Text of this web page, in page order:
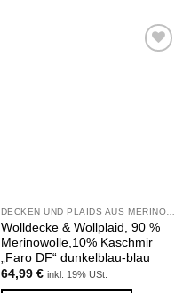
DECKEN UND PLAIDS AUS MERINOWOLLE UND KASCHMIR
Wolldecke & Wollplaid, 90 %
Merinowolle,10% Kaschmir
„Faro DF“ dunkelblau-blau
64,99 € inkl. 19% USt.